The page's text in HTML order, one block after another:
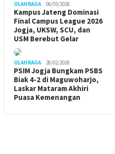
OLAHRAGA 06/05/2026
Kampus Jateng Dominasi
Final Campus League 2026
Jogja, UKSW, SCU, dan
USM Berebut Gelar
OLAHRAGA 28/02/2026
PSIM Jogja Bungkam PSBS
Biak 4-2 di Maguwoharjo,
Laskar Mataram Akhiri
Puasa Kemenangan